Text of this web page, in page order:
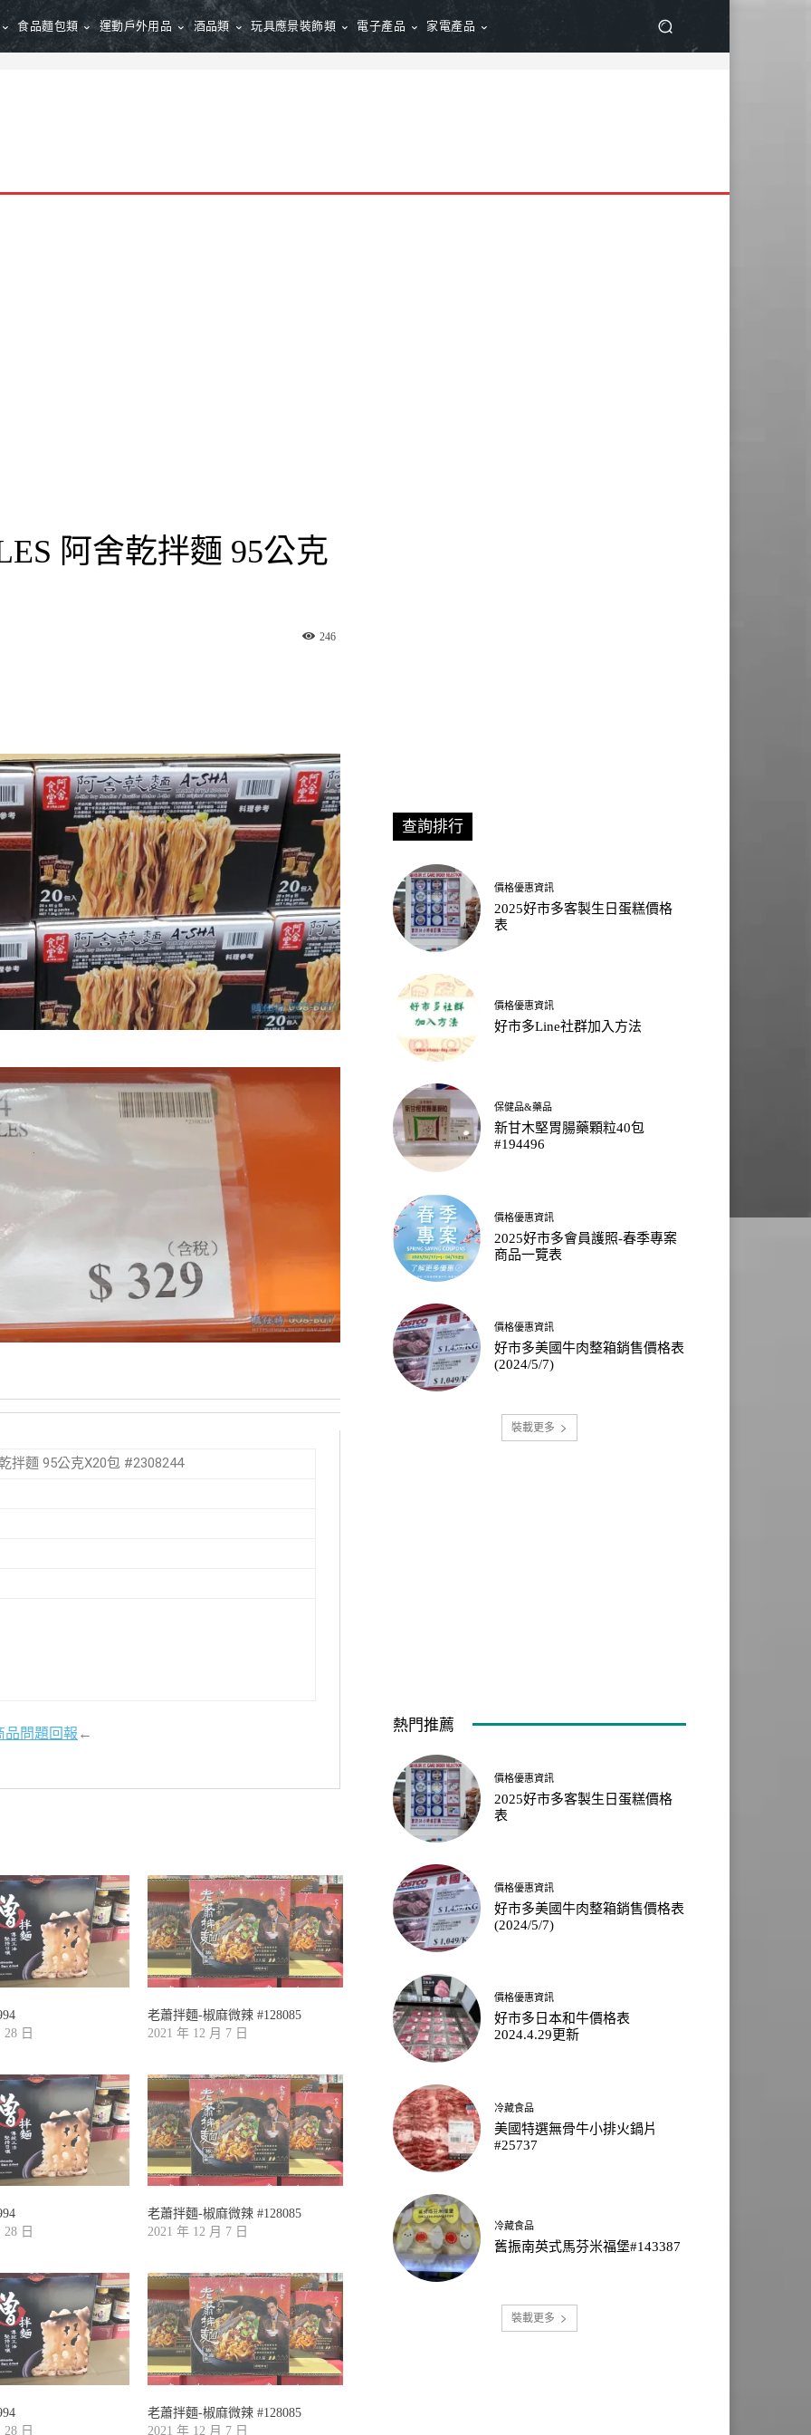
食品麵包類 運動戶外用品 酒品類 玩具應景裝飾類 電子產品 家電產品
阿舍乾拌麵 95公克
246
拌麵 95公克X20包 #2308244
品問題回報←
28 日
老蕭拌麵-椒麻微辣 #128085
2021 年 12 月 7 日
28 日
老蕭拌麵-椒麻微辣 #128085
2021 年 12 月 7 日
28 日
老蕭拌麵-椒麻微辣 #128085
2021 年 12 月 7 日
查詢排行
價格優惠資訊
2025好市多客製生日蛋糕價格
表
價格優惠資訊
好市多Line社群加入方法
保健品&藥品
新甘木堅胃腸藥顆粒40包
#194496
價格優惠資訊
2025好市多會員護照-春季專案
商品一覽表
價格優惠資訊
好市多美國牛肉整箱銷售價格表
(2024/5/7)
裝載更多
熱門推薦
價格優惠資訊
2025好市多客製生日蛋糕價格
表
價格優惠資訊
好市多美國牛肉整箱銷售價格表
(2024/5/7)
價格優惠資訊
好市多日本和牛價格表
2024.4.29更新
冷藏食品
美國特選無骨牛小排火鍋片
#25737
冷藏食品
舊振南英式馬芬米福堡#143387
裝載更多